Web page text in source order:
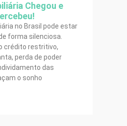
Chegou e
no Brasil pode estar
forma silenciosa.
crédito restritivo,
perda de poder
das
o sonho